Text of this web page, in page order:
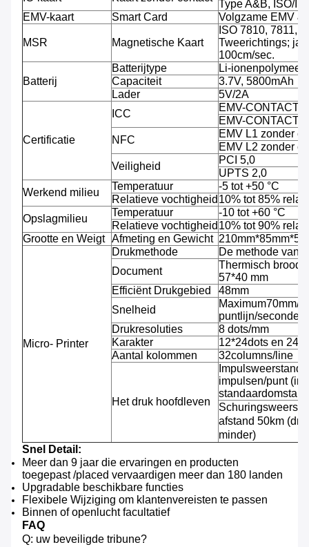
Type A&B, ISO/
EMV-kaart
Smart Card Volgzame EMV &
MSR Magnetische Kaart
ISO 7810, 7811,
Tweerichtings; jat
100cm/sec.
Batterij
Batterijtype
Li-
Capaciteit
3.7V, 5800mAh
Lader
5V/2A
Certificatie
ICC
EMV-CONTACT
EMV-CONTACT
NFC
EMV L1 zonder
EMV L2 zonder
Veiligheid
PCI 5,0
UPTS 2,0
Werkend milieu
Temperatuur
-5 tot +50 °C
Relatieve vochtigheid 10% tot 85%
Opslagmilieu
Temperatuur
-10 tot +60 °C
Relatieve vochtigheid 10% tot 90%
Grootte en Weigt Afmeting en Gewicht
Micro- Printer
Drukmethode
De methode van
Document
Thermisch
57*40 mm
Efficiënt Drukgebied
48mm
Snelheid
Maximum70mm/
puntlijn/seconde)
Drukresoluties
8 dots/mm
Karakter
12*24dots en
Aantal kolommen
32columns/line
Het druk hoofdleven
impulsen/punt (in
afstand 50km
minder)
Snel Detail:
Meer dan 9 jaar die ervaringen en producten
toegepast /placed vervaardigen meer dan 180 landen
Upgradable beschikbare functies
Flexibele Wijziging om klantenvereisten te passen
Binnen of openlucht facultatief
FAQ
Q: uw beveiligde tribune?